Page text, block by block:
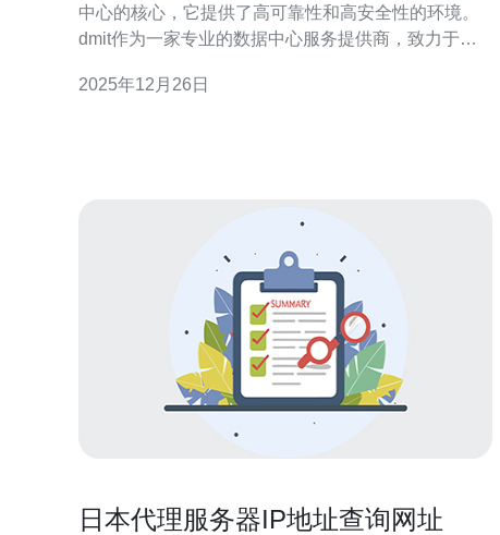
中心的核心，它提供了高可靠性和高安全性的环境。
dmit作为一家专业的数据中心服务提供商，致力于为
理和支持之前，了解机房的基本架构和服务内容至关
2025年12月26日
日本代理服务器IP地址查询网址